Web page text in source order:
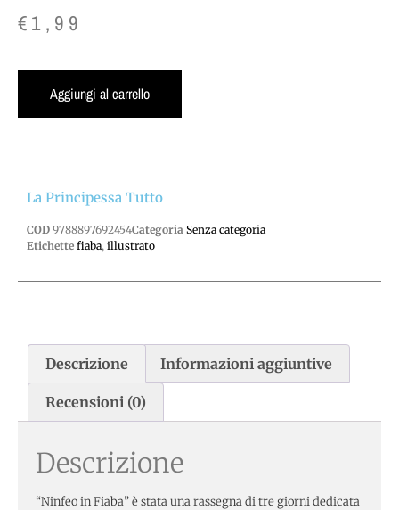
€1,99
Aggiungi al carrello
La Principessa Tutto
COD 9788897692454Categoria Senza categoria
Etichette fiaba, illustrato
Descrizione Informazioni aggiuntive
Recensioni (0)
Descrizione
“Ninfeo in Fiaba” è stata una rassegna di tre giorni dedicata